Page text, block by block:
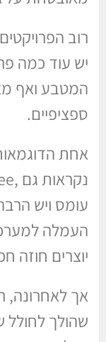
רוב
יש עוד כמה
המטבע ואף
ספציפיים.
אחת
עומס ויש
העמלה
יוצרים חוזה
אך לאחרונה,
שהולך לחולל